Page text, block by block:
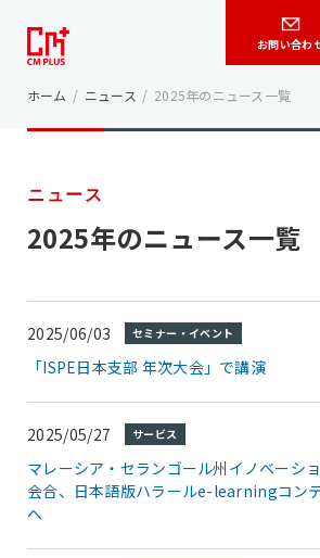
お問い合わ
ホーム / ニュース / 2025年のニュース一覧
ニュース
2025年のニュース一覧
2025/06/03 セミナー・イベント
「ISPE日本支部 年次大会」で講演
2025/05/27 サービス
マレーシア・セランゴール州イノベーシ
会合、日本語版ハラールe-learningコン
へ